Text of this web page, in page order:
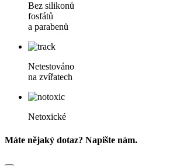
Bez silikonů
fosfátů
a parabenů
Netestováno
na zvířatech
Netoxické
Máte nějaký dotaz? Napište nám.